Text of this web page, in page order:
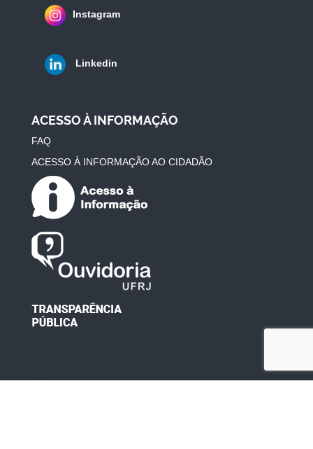
Instagram
Linkedin
ACESSO À INFORMAÇÃO
FAQ
ACESSO À INFORMAÇÃO AO CIDADÃO